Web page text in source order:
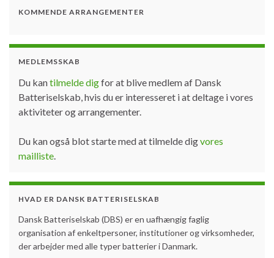
KOMMENDE ARRANGEMENTER
MEDLEMSSKAB
Du kantilmelde digfor at blive medlem af Dansk
Batteriselskab, hvis du er interesseret i at deltage i vores
aktiviteter og arrangementer.
Du kan også blot starte med at tilmelde digvores
mailliste
HVAD ER DANSK BATTERISELSKAB
Dansk Batteriselskab (DBS) er en uafhængig faglig
organisation af enkeltpersoner, institutioner og virksomheder,
der arbejder med alle typer batterier i Danmark.